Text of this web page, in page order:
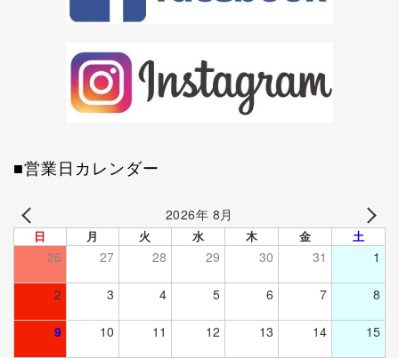
■営業日カレンダー
2026年 8月
日 月 火 水 木 金 土
26 27 28 29 30 31 1
2 3 4 5 6 7 8
9 10 11 12 13 14 15